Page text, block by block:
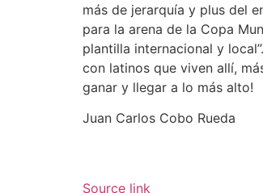
más de jerarquía y plus del
para la arena de la Copa
plantilla internacional y
con latinos que viven allí,
ganar y llegar a lo más
Juan Carlos Cobo Rueda
Source link